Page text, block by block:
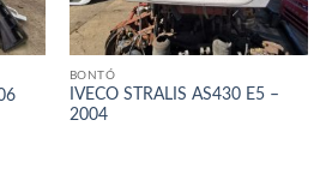
BONTÓ
IVECO STRALIS AS430 E5 –
2004